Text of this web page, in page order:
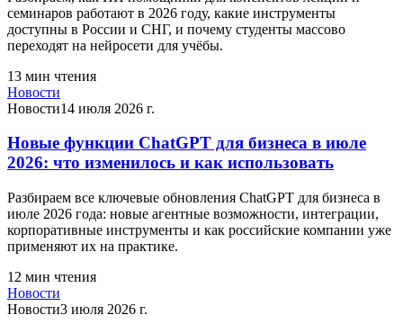
семинаров работают в 2026 году, какие инструменты
доступны в России и СНГ, и почему студенты массово
переходят на нейросети для учёбы.
13 мин чтения
Новости
Новости14 июля 2026 г.
Новые функции ChatGPT для бизнеса в июле
2026: что изменилось и как использовать
Разбираем все ключевые обновления ChatGPT для бизнеса в
июле 2026 года: новые агентные возможности, интеграции,
корпоративные инструменты и как российские компании уже
применяют их на практике.
12 мин чтения
Новости
Новости3 июля 2026 г.